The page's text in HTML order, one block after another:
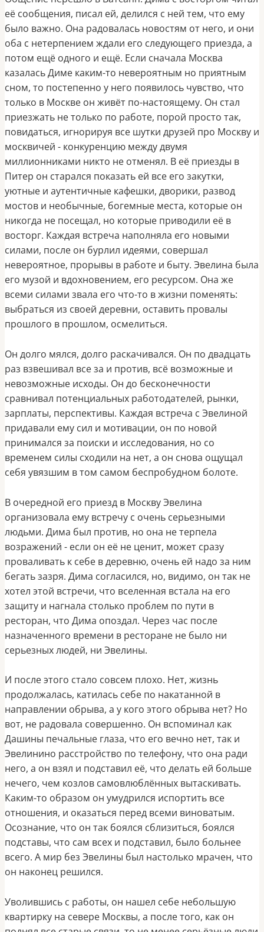
её сообщения, писал ей, делился с ней тем, что ему
было важно. Она радовалась новостям от него, и они
оба с нетерпением ждали его следующего приезда, а
потом ещё одного и ещё. Если сначала Москва
казалась Диме каким-то невероятным но приятным
сном, то постепенно у него появилось чувство, что
только в Москве он живёт по-настоящему. Он стал
приезжать не только по работе, порой просто так,
повидаться, игнорируя все шутки друзей про Москву и
москвичей - конкуренцию между двумя
миллионниками никто не отменял. В её приезды в
Питер он старался показать ей все его закутки,
уютные и аутентичные кафешки, дворики, развод
мостов и необычные, богемные места, которые он
никогда не посещал, но которые приводили её в
восторг. Каждая встреча наполняла его новыми
силами, после он бурлил идеями, совершал
невероятное, прорывы в работе и быту. Эвелина была
его музой и вдохновением, его ресурсом. Она же
всеми силами звала его что-то в жизни поменять:
выбраться из своей деревни, оставить провалы
прошлого в прошлом, осмелиться.
Он долго мялся, долго раскачивался. Он по двадцать
раз взвешивал все за и против, всё возможные и
невозможные исходы. Он до бесконечности
сравнивал потенциальных работодателей, рынки,
зарплаты, перспективы. Каждая встреча с Эвелиной
придавали ему сил и мотивации, он по новой
принимался за поиски и исследования, но со
временем силы сходили на нет, а он снова ощущал
себя увязшим в том самом беспробудном болоте.
В очередной его приезд в Москву Эвелина
организовала ему встречу с очень серьезными
людьми. Дима был против, но она не терпела
возражений - если он её не ценит, может сразу
проваливать к себе в деревню, очень ей надо за ним
бегать зазря. Дима согласился, но, видимо, он так не
хотел этой встречи, что вселенная встала на его
защиту и нагнала столько проблем по пути в
ресторан, что Дима опоздал. Через час после
назначенного времени в ресторане не было ни
серьезных людей, ни Эвелины.
И после этого стало совсем плохо. Нет, жизнь
продолжалась, катилась себе по накатанной в
направлении обрыва, а у кого этого обрыва нет? Но
вот, не радовала совершенно. Он вспоминал как
Дашины печальные глаза, что его вечно нет, так и
Эвелинино расстройство по телефону, что она ради
него, а он взял и подставил её, что делать ей больше
нечего, чем козлов самовлюблённых вытаскивать.
Каким-то образом он умудрился испортить все
отношения, и оказаться перед всеми виноватым.
Осознание, что он так боялся сблизиться, боялся
подставы, что сам всех и подставил, было больнее
всего. А мир без Эвелины был настолько мрачен, что
он наконец решился.
Уволившись с работы, он нашел себе небольшую
квартирку на севере Москвы, а после того, как он